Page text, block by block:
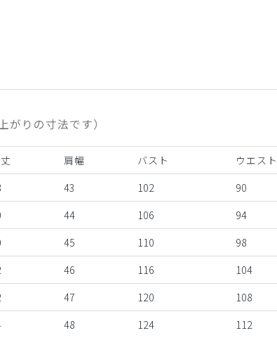
がりの寸法です）
肩幅 バスト ウエスト
43 102 90
44 106 94
45 110 98
46 116 104
47 120 108
48 124 112